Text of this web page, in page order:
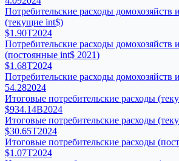
Потребительские расходы
(текущие int$)
$1.90T2024
Потребительские расходы
(постоянные int$ 2021)
$1.68T2024
Потребительские расходы
54.282024
Итоговые потребительские расходы
$934.14B2024
Итоговые потребительские расходы
$30.65T2024
Итоговые потребительские расходы
$1.07T2024